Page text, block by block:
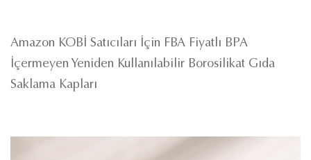
Amazon KOBİ Satıcıları İçin FBA Fiyatlı BPA
İçermeyen Yeniden Kullanılabilir Borosilikat Gıda
Saklama Kapları